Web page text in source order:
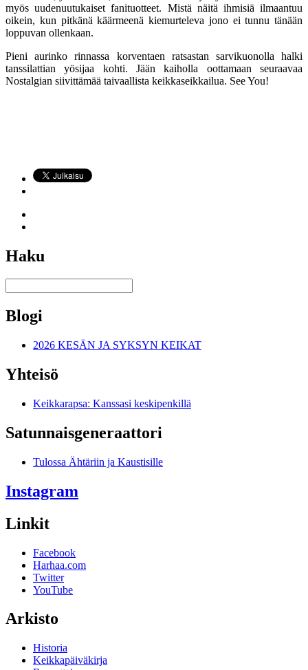
myös uudenuutukaiset fanituotteet. Mistä näitä ihmisiä ilmaantuu
oikein, kun pitkänä käärmeenä kiemurteleva jono ei tunnu tänään
loppuvan ollenkaan.
Pieni aurinko rinnassa korventaen ratsastan sarvikuonolla halki
tanssilattian yösijaa kohti. Jään kaiholla oottamaan seuraavaa
Nostalgian siivittämää taivaallista keikkaseikkailua. See You!
Haku
Blogi
2026 KESÄN JA SYKSYN KEIKAT
Yhteisö
Keikkarapsa: Kanssasi keskipenkillä
Satunnais­generaattori
Tulossa Ähtäriin ja Kaustisille
Instagram
Linkit
Facebook
Harhaa.com
Twitter
YouTube
Arkisto
Historia
Keikkapäiväkirja